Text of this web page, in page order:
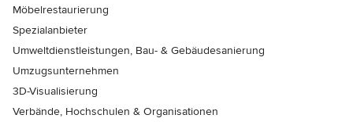
Möbelrestaurierung
Spezialanbieter
Umweltdienstleistungen, Bau- & Gebäudesanierung
Umzugsunternehmen
3D-Visualisierung
Verbände, Hochschulen & Organisationen